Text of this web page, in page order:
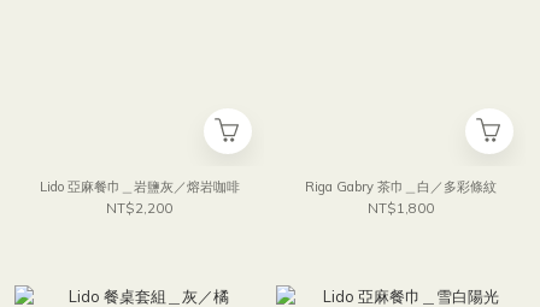
Lido 亞麻餐巾＿岩鹽灰／熔岩咖啡
NT$2,200
Riga Gabry 茶巾＿白／多彩條紋
NT$1,800